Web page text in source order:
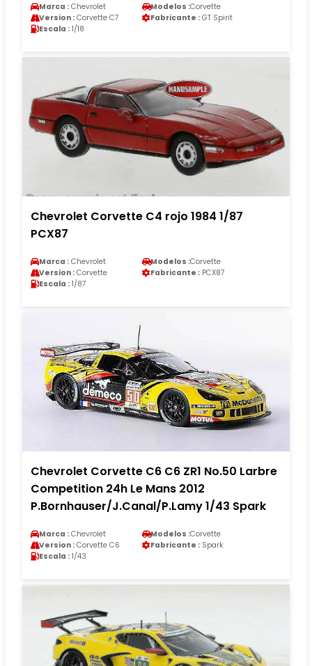
Marca : Chevrolet Modelos :Corvette
Version : Corvette C7 Fabricante : GT Spirit
Escala : 1/18
Chevrolet Corvette C4 rojo 1984 1/87
PCX87
Marca : Chevrolet Modelos :Corvette
Version : Corvette Fabricante : PCX87
Escala : 1/87
Chevrolet Corvette C6 C6 ZR1 No.50 Larbre
Competition 24h Le Mans 2012
P.Bornhauser/J.Canal/P.Lamy 1/43 Spark
Marca : Chevrolet Modelos :Corvette
Version : Corvette C6 Fabricante : Spark
Escala : 1/43